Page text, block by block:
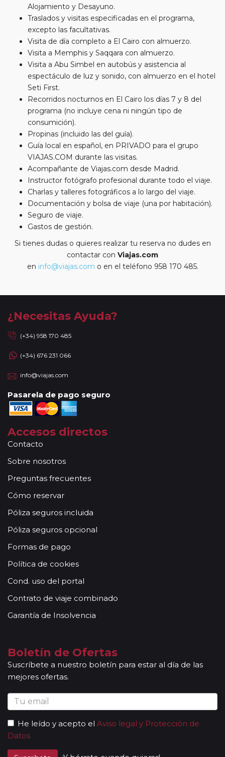
Alojamiento y Desayuno.
Traslados y visitas especificadas en el programa,
excepto las facultativas.
Visita de día completo a El Cairo con almuerzo.
Visita a Memphis y Saqqara con almuerzo.
Visita a Abu Simbel en autobús y asistencia al
espectáculo de luz y sonido, con almuerzo en el hotel
Seti First.
Recorridos nocturnos en El Cairo los días 7 y 8 del
programa (no incluye cena ni ningún tipo de
consumición).
Propinas (incluido las del guía).
Guía local en español, en PRIVADO para el grupo
VIAJAS.COM durante las visitas.
Acompañante de Viajas.com desde Madrid.
Instructor fotógrafo profesional durante todo el viaje.
Charlas y talleres fotográficos a lo largo del viaje.
Documentación y bolsa de viaje (una por habitación).
Seguro de viaje.
Gastos de gestión.
Si tienes dudas o quieres realizar tu reserva no dudes en
contactar con Viajas.com
en info@viajas.com o en el teléfono 958 170 485.
¿Necesitas Ayuda?
(+34) 958 170 485
(+34) 676 231 066
info@viajas.com
Pasarela de pago seguro
Accesos directos
Contacto
Sobre nosotros
Preguntas frecuentes
Cómo reservar
Póliza seguros incluida
Póliza seguros opcional
Formas de pago
Política de cookies
Cond. uso del portal
Contrato de viaje combinado
Garantía de Insolvencia
Boletín de Ofertas
Suscríbete a nuestro boletín para estar al día de las
mejores ofertas.
He leído y acepto el Aviso legal y Protección de
Datos